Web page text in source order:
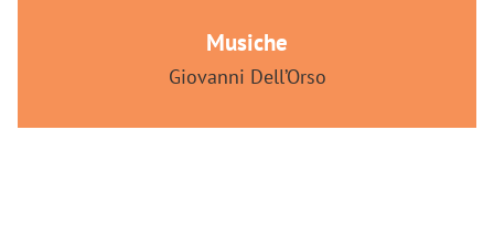
Musiche
Giovanni Dell’Orso